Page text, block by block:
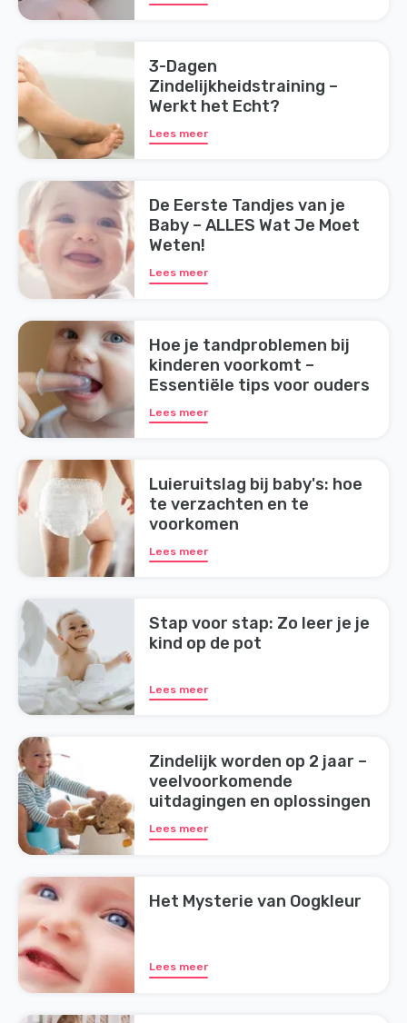
3-Dagen
Zindelijkheidstraining –
Werkt het Echt?
Lees meer
De Eerste Tandjes van je
Baby – ALLES Wat Je Moet
Weten!
Lees meer
Hoe je tandproblemen bij
kinderen voorkomt –
Essentiële tips voor ouders
Lees meer
Luieruitslag bij baby's: hoe
te verzachten en te
voorkomen
Lees meer
Stap voor stap: Zo leer je je
kind op de pot
Lees meer
Zindelijk worden op 2 jaar –
veelvoorkomende
uitdagingen en oplossingen
Lees meer
Het Mysterie van Oogkleur
Lees meer